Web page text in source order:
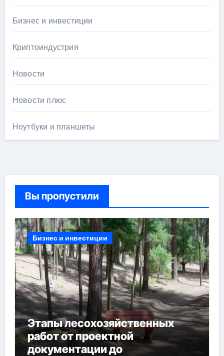
Бизнес и инвестиции
Криптоиндустрия
Новости
Новости плюс
Ноутбуки и планшеты
Вы пропустили
Бизнес и инвестиции
Этапы лесохозяйственных
работ от проектной
документации до